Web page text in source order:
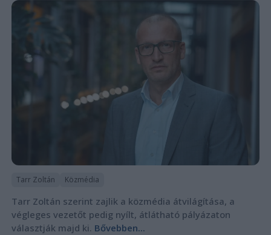
Tarr Zoltán Közmédia
Tarr Zoltán szerint zajlik a közmédia átvilágítása, a
végleges vezetőt pedig nyílt, átlátható pályázaton
választják majd ki. Bővebben...